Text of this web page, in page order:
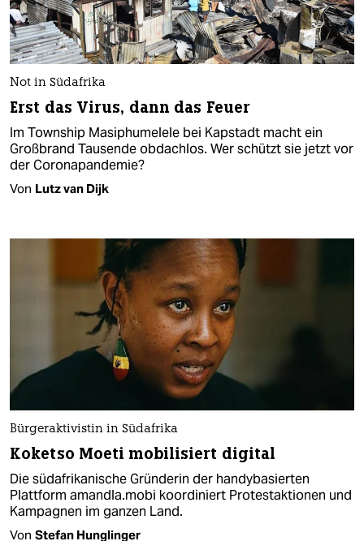
Not in Südafrika
Erst das Virus, dann das Feuer
Im Township Masiphumelele bei Kapstadt macht ein
Großbrand Tausende obdachlos. Wer schützt sie jetzt vor
der Coronapandemie?
Von Lutz van Dijk
Bürgeraktivistin in Südafrika
Koketso Moeti mobilisiert digital
Die südafrikanische Gründerin der handybasierten
Plattform amandla.mobi koordiniert Protestaktionen und
Kampagnen im ganzen Land.
Von Stefan Hunglinger